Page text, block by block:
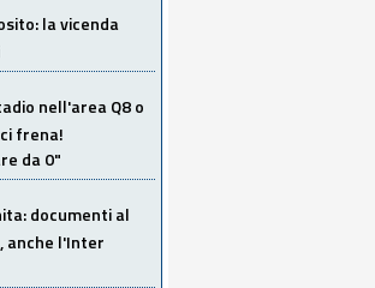
la vicenda
nell'area Q8 o
frena!
da 0"
documenti al
anche l'Inter